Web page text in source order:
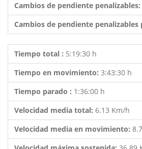
Cambios de pendiente penalizables:
Cambios de pendiente penalizables
Tiempo total : 5:19:30 h
Tiempo en movimiento: 3:43:30 h
Tiempo parado : 1:36:00 h
Velocidad media total: 6.13 Km/h
Velocidad media en movimiento: